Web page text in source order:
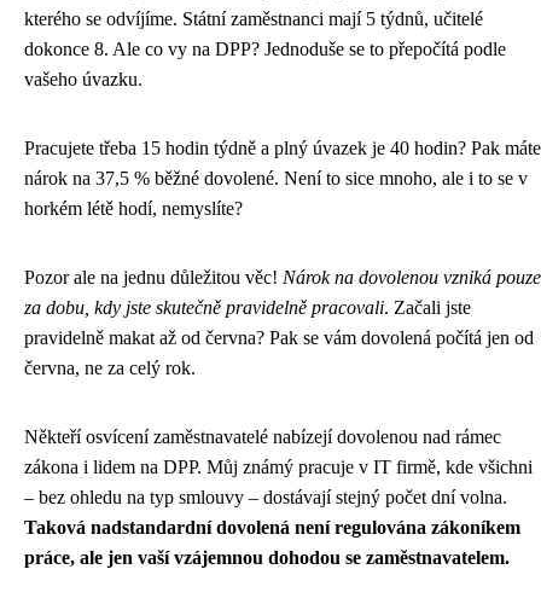
kterého se odvíjíme. Státní zaměstnanci mají 5 týdnů, učitelé
dokonce 8. Ale co vy na DPP? Jednoduše se to přepočítá podle
vašeho úvazku.
Pracujete třeba 15 hodin týdně a plný úvazek je 40 hodin? Pak máte
nárok na 37,5 % běžné dovolené. Není to sice mnoho, ale i to se v
horkém létě hodí, nemyslíte?
Pozor ale na jednu důležitou věc! Nárok na dovolenou vzniká pouze
za dobu, kdy jste skutečně pravidelně pracovali. Začali jste
pravidelně makat až od června? Pak se vám dovolená počítá jen od
června, ne za celý rok.
Někteří osvícení zaměstnavatelé nabízejí dovolenou nad rámec
zákona i lidem na DPP. Můj známý pracuje v IT firmě, kde všichni
– bez ohledu na typ smlouvy – dostávají stejný počet dní volna.
Taková nadstandardní dovolená není regulována zákoníkem
práce, ale jen vaší vzájemnou dohodou se zaměstnavatelem.